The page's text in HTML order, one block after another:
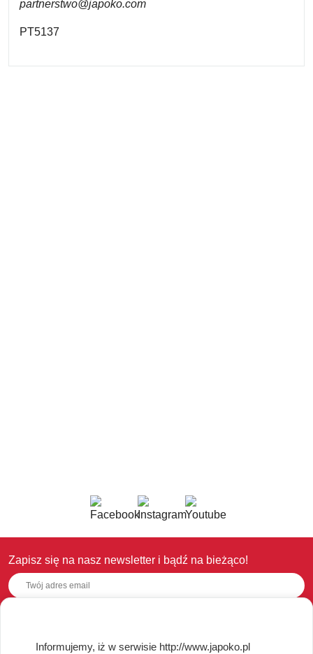
partnerstwo@japoko.com
PT5137
Zapisz się na nasz newsletter i bądź na bieżąco!
OBSŁUGA KLIENTA
Informujemy, iż w serwisie http://www.japoko.pl